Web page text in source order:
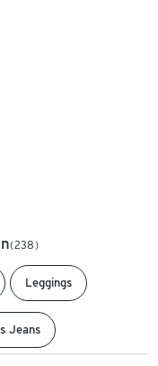
(238)
Leggings
Jeans